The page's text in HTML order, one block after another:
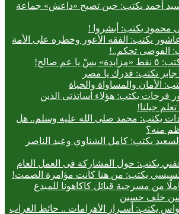
سيد أحمد يكتب: حين تصبح «داعش» جماعة
محمود يكتب: أبشروا !
يكتب: الفقه الأعور وخطره على الأمة
الفوضى تحكم..!
عم صالح!
جابر تكتب: قدرك يا مصر
الأمان والمساواة والحياة
فرحات يكتب: هؤلاء أساتذتى الذين
جيلنا!
يكتب: محمد صلى الله عليه وسلم.. هل
منه؟
يكتب: كامل الشناوي وعبد الناصر
يكتب: حول المشاركة فى العمل العام
يكتب: من هنا كانت مؤامرة الصمت!
من مسرحية قبائل كاكاهونا للمبدع
خلف حسين
يكتب: أسـرار الأهرامات .. حائط الغراب